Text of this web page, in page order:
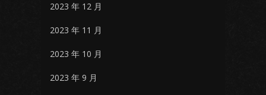
2023 年 12 月
2023 年 11 月
2023 年 10 月
2023 年 9 月